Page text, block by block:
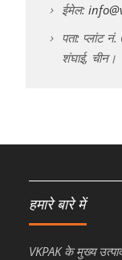
ईमेल:
पता: प्लांट
शंघाई, चीन।
हमारे बारे में
VKPAK के मुख्य